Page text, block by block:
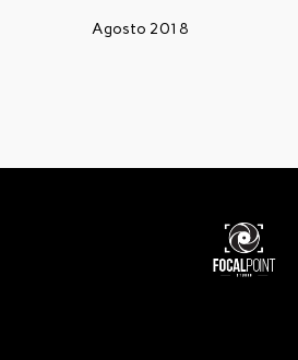
Agosto 2018